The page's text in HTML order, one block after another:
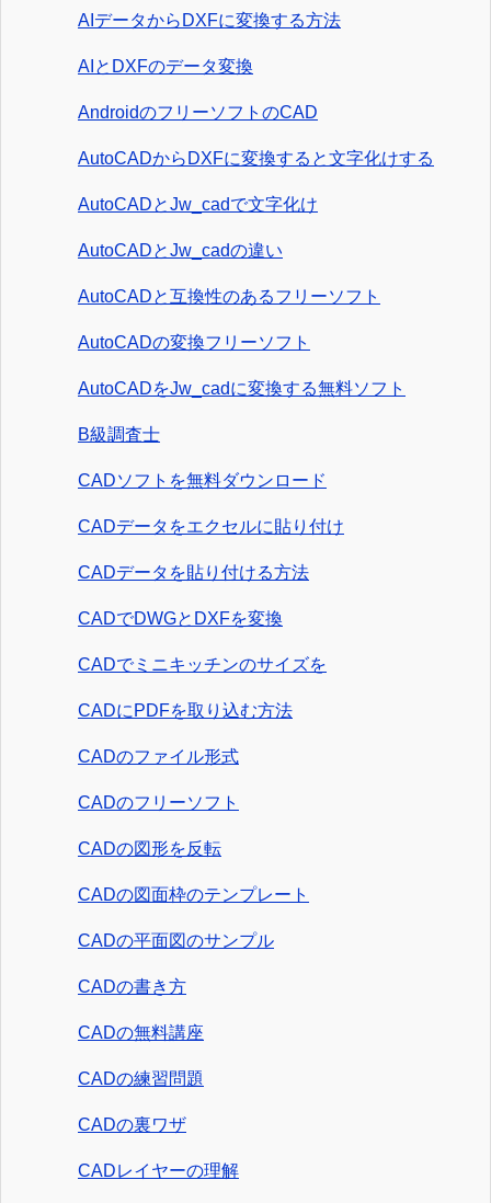
AIデータからDXFに変換する方法
AIとDXFのデータ変換
AndroidのフリーソフトのCAD
AutoCADからDXFに変換すると文字化けする
AutoCADとJw_cadで文字化け
AutoCADとJw_cadの違い
AutoCADと互換性のあるフリーソフト
AutoCADの変換フリーソフト
AutoCADをJw_cadに変換する無料ソフト
B級調査士
CADソフトを無料ダウンロード
CADデータをエクセルに貼り付け
CADデータを貼り付ける方法
CADでDWGとDXFを変換
CADでミニキッチンのサイズを
CADにPDFを取り込む方法
CADのファイル形式
CADのフリーソフト
CADの図形を反転
CADの図面枠のテンプレート
CADの平面図のサンプル
CADの書き方
CADの無料講座
CADの練習問題
CADの裏ワザ
CADレイヤーの理解